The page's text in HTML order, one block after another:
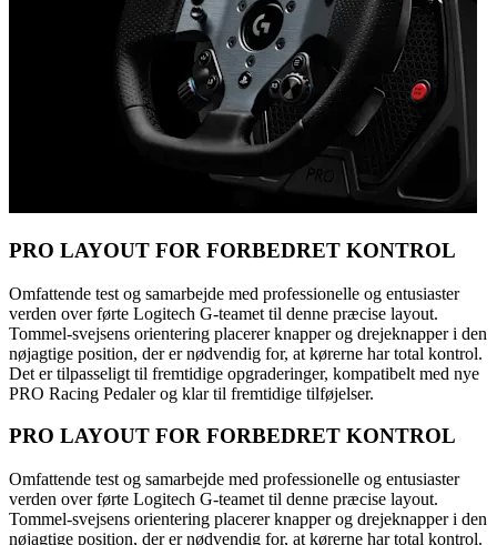
PRO LAYOUT FOR FORBEDRET KONTROL
Omfattende test og samarbejde med professionelle og entusiaster
verden over førte Logitech G-teamet til denne præcise layout.
Tommel-svejsens orientering placerer knapper og drejeknapper i den
nøjagtige position, der er nødvendig for, at kørerne har total kontrol.
Det er tilpasseligt til fremtidige opgraderinger, kompatibelt med nye
PRO Racing Pedaler og klar til fremtidige tilføjelser.
PRO LAYOUT FOR FORBEDRET KONTROL
Omfattende test og samarbejde med professionelle og entusiaster
verden over førte Logitech G-teamet til denne præcise layout.
Tommel-svejsens orientering placerer knapper og drejeknapper i den
nøjagtige position, der er nødvendig for, at kørerne har total kontrol.